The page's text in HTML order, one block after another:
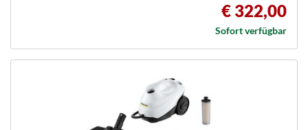
€ 322,00
Sofort verfügbar